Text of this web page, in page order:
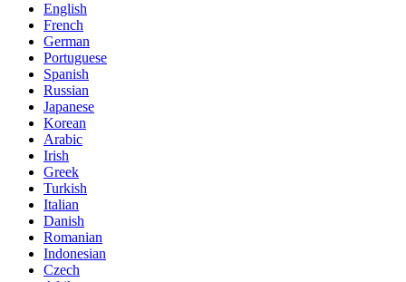
English
French
German
Portuguese
Spanish
Russian
Japanese
Korean
Arabic
Irish
Greek
Turkish
Italian
Danish
Romanian
Indonesian
Czech